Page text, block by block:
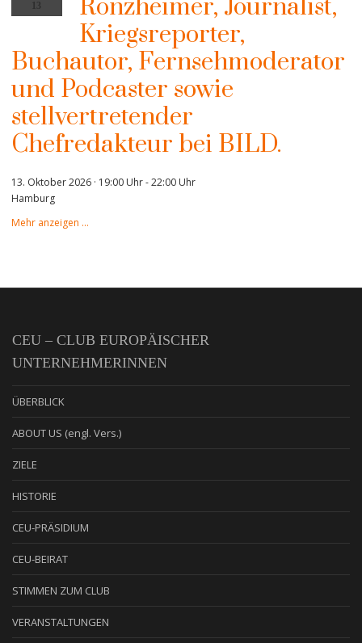
Ronzheimer, Journalist,
Kriegsreporter,
Buchautor, Fernsehmoderator
und Podcaster sowie
stellvertretender
Chefredakteur bei BILD.
13. Oktober 2026 · 19:00 Uhr-22:00 Uhr
Hamburg
Mehr anzeigen …
CEU – CLUB EUROPÄISCHER
UNTERNEHMERINNEN
ÜBERBLICK
ABOUT US (engl. Vers.)
ZIELE
HISTORIE
CEU-PRÄSIDIUM
CEU-BEIRAT
STIMMEN ZUM CLUB
VERANSTALTUNGEN